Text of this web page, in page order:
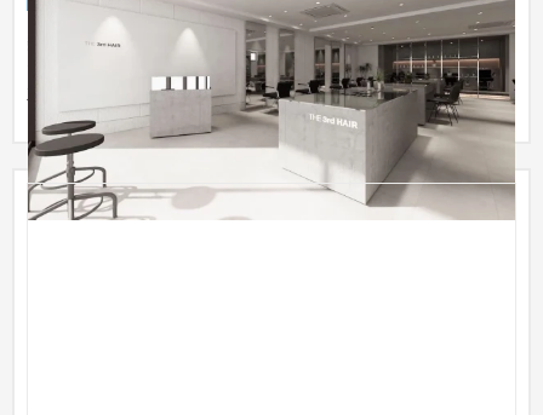
美容室「THE 3rd HAIR」のホームページ制作を担当させていた
だきました。原宿で人気の美容師 ハブ シュウヘイ様が独立して